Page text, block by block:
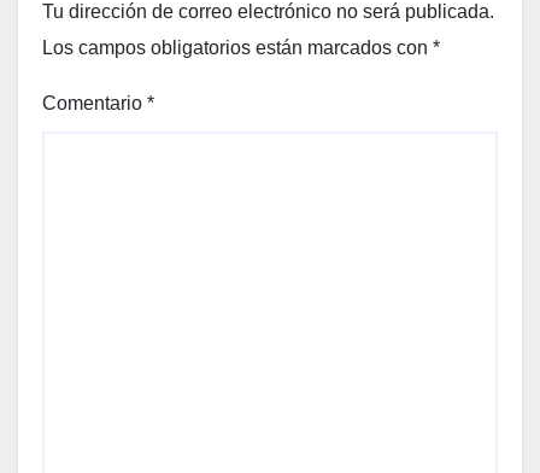
Tu dirección de correo electrónico no será publicada.
Los campos obligatorios están marcados con *
Comentario *